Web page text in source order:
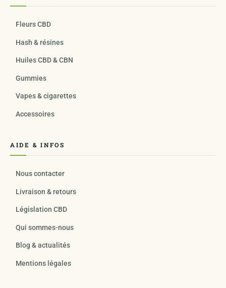
Fleurs CBD
Hash & résines
Huiles CBD & CBN
Gummies
Vapes & cigarettes
Accessoires
AIDE & INFOS
Nous contacter
Livraison & retours
Législation CBD
Qui sommes-nous
Blog & actualités
Mentions légales